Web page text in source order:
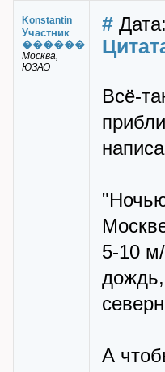
Konstantin
Участник
������
Москва,
ЮЗАО
#
Всё-
5-10
дождь,
А